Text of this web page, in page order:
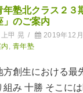
年塾北クラス２３
」のご案内
上甲 晃 / 2019年12
青年塾
方創生における最
組み 十勝 そこに